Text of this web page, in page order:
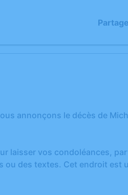
annonçons le décès de
laisser vos condoléances,
ou des textes. Cet endroit est